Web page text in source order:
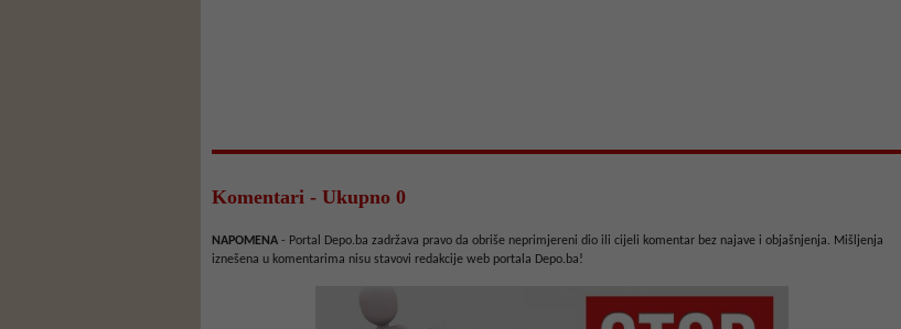
Komentari - Ukupno 0
NAPOMENA - Portal Depo.ba zadržava pravo da obriše neprimjereni dio ili cijeli komentar bez najave i objašnjenja. Mišljenja
iznešena u komentarima nisu stavovi redakcije web portala Depo.ba!